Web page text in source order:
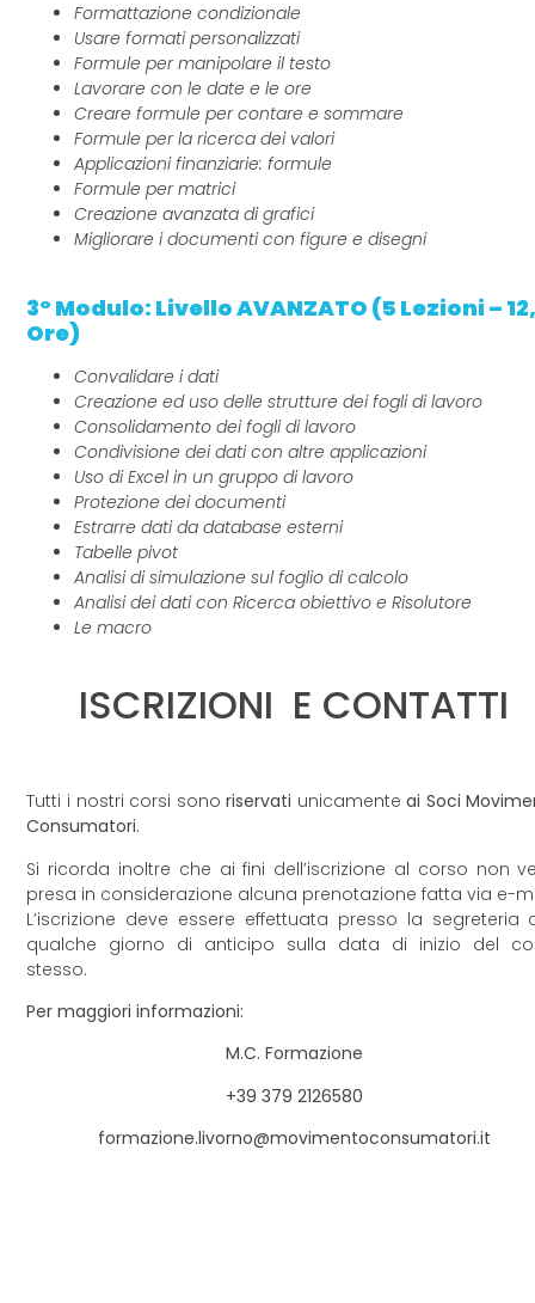
Formattazione condizionale
Usare formati personalizzati
Formule per manipolare il testo
Lavorare con le date e le ore
Creare formule per contare e sommare
Formule per la ricerca dei valori
Applicazioni finanziarie: formule
Formule per matrici
Creazione avanzata di grafici
Migliorare i documenti con figure e disegni
3° Modulo: Livello AVANZATO (5 Lezioni –
Ore)
Convalidare i dati
Creazione ed uso delle strutture dei fogli di lavoro
Consolidamento dei fogli di lavoro
Condivisione dei dati con altre applicazioni
Uso di Excel in un gruppo di lavoro
Protezione dei documenti
Estrarre dati da database esterni
Tabelle pivot
Analisi di simulazione sul foglio di calcolo
Analisi dei dati con Ricerca obiettivo e Risolutore
Le macro
ISCRIZIONI E CONTATTI
Tutti i nostri corsi sonoriservati unicamenteai Soci
Consumatori.
Si ricorda inoltre che ai fini dell’iscrizione al corso non
presa in considerazione alcuna prenotazione fatta via e-
L’iscrizione deve essere effettuata presso la segreteria
qualche giorno di anticipo sulla data di inizio del
stesso.
Per maggiori informazioni:
M.C. Formazione
+39 379 2126580
formazione.livorno@movimentoconsumatori.it